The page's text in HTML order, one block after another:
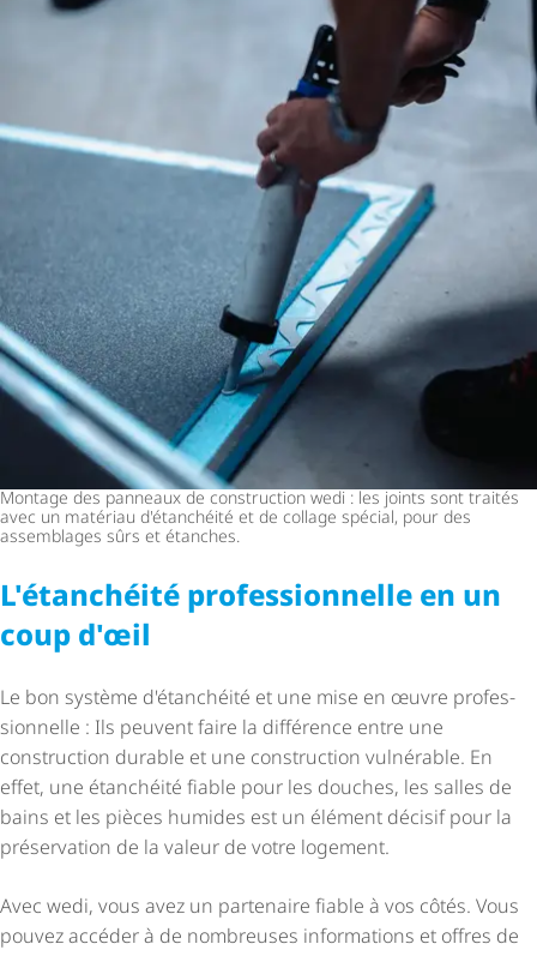
Montage des panneaux de construction wedi : les joints sont traités
avec un matériau d'étanchéité et de collage spécial, pour des
assemblages sûrs et étanches.
L'étanchéité profes­sion­nelle en un
coup d'œil
Le bon système d'étanchéité et une mise en œuvre profes­
sion­nelle : Ils peuvent faire la différence entre une
construction durable et une construction vulnérable. En
effet, une étanchéité fiable pour les douches, les salles de
bains et les pièces humides est un élément décisif pour la
préservation de la valeur de votre logement.
Avec wedi, vous avez un partenaire fiable à vos côtés. Vous
pouvez accéder à de nombreuses informations et offres de